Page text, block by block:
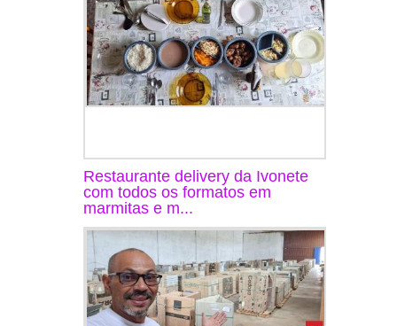
Restaurante delivery da Ivonete
com todos os formatos em
marmitas e m...